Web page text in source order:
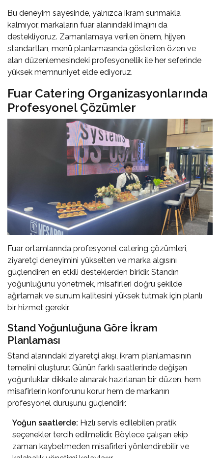
Bu deneyim sayesinde, yalnızca ikram sunmakla
kalmıyor, markaların fuar alanındaki imajını da
destekliyoruz. Zamanlamaya verilen önem, hijyen
standartları, menü planlamasında gösterilen özen ve
alan düzenlemesindeki profesyonellik ile her seferinde
yüksek memnuniyet elde ediyoruz.
Fuar Catering Organizasyonlarında
Profesyonel Çözümler
Fuar ortamlarında profesyonel catering çözümleri,
ziyaretçi deneyimini yükselten ve marka algısını
güçlendiren en etkili desteklerden biridir. Standın
yoğunluğunu yönetmek, misafirleri doğru şekilde
ağırlamak ve sunum kalitesini yüksek tutmak için planlı
bir hizmet gerekir.
Stand Yoğunluğuna Göre İkram
Planlaması
Stand alanındaki ziyaretçi akışı, ikram planlamasının
temelini oluşturur. Günün farklı saatlerinde değişen
yoğunluklar dikkate alınarak hazırlanan bir düzen, hem
misafirlerin konforunu korur hem de markanın
profesyonel duruşunu güçlendirir.
Yoğun saatlerde: Hızlı servis edilebilen pratik
seçenekler tercih edilmelidir. Böylece çalışan ekip
zaman kaybetmeden misafirleri yönlendirebilir ve